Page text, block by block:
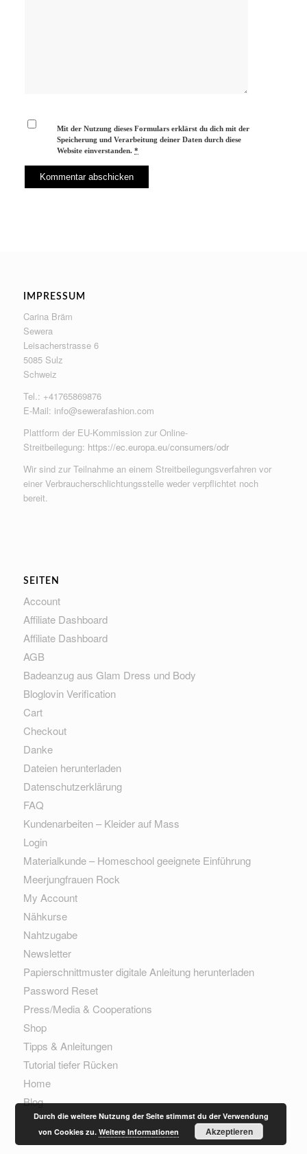
Mit der Nutzung dieses Formulars erklärst du dich mit der
Speicherung und Verarbeitung deiner Daten durch diese
Website einverstanden.*
IMPRESSUM
Carina Bräm
Sewera
Leisacherstrasse 6
5085 Sulz
Schweiz
Tel.: +41765869876
E-Mail: info@sewerafashion.com
Plattform der EU-Kommission zur Online-
Streitbeilegung: https://ec.europa.eu/consumers/odr
Wir sind zur Teilnahme an einem Streitbeilegungsverfahren vor
einer Verbraucherschlichtungsstelle weder verpflichtet noch
bereit.
SEITEN
Account
Affiliate Dashboard
Affiliate Dashboard
AGB
Badeanzug aus Glam Dress und Body
Bloglovin Verification
Cart
Checkout
Danke
Dateien herunterladen
Datenschutzerklärung
FAQ
Kundenarbeiten – Kleider auf Mass
Login
Materialkunde – Homeschool geeignete Einführung
Meerjungfrauen Rock
My Account
Nähkurse
Nahtzugabe
Newsletter
Papierschnittmuster digitale Anleitung herunterladen
Password Reset
Press/Media & Cooperations
Shop
Tipps & Anleitungen
Tutorial tiefer Rücken
Home
Blog
Durch die weitere Nutzung der Seite stimmst du der Verwendung
von Cookies zu.Weitere Informationen Akzeptieren